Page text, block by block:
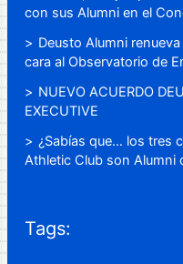
con sus Alumni en el
Deusto Alumni
cara al Observatorio de
NUEVO ACUERDO
EXECUTIVE
¿Sabías que… los tres
Athletic Club son Alumni
Tags: